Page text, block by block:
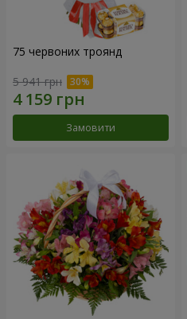
75 червоних троянд
5 941 грн
Замовити